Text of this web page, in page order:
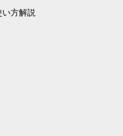
い方解説